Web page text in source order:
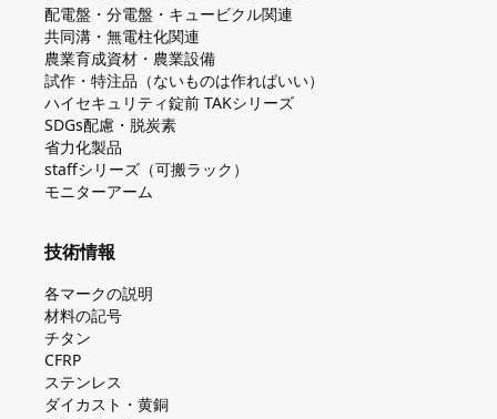
配電盤・分電盤・キュービクル関連
共同溝・無電柱化関連
農業育成資材・農業設備
試作・特注品（ないものは作ればいい）
ハイセキュリティ錠前 TAKシリーズ
SDGs配慮・脱炭素
省力化製品
staffシリーズ（可搬ラック）
モニターアーム
技術情報
各マークの説明
材料の記号
チタン
CFRP
ステンレス
ダイカスト・⻩銅